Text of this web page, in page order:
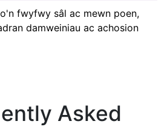
fwyfwy sâl ac mewn poen,
damweiniau ac achosion
Asked